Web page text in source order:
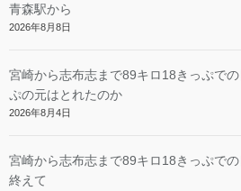
青森駅から
2026年8月8日
宮崎から志布志まで89キロ18きっぷで
ぷの元はとれたのか
2026年8月4日
宮崎から志布志まで89キロ18きっぷで
終えて